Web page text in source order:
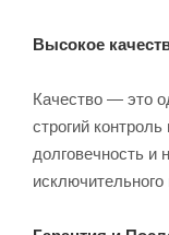
Высокое
Качество — это
строгий
долговечность и